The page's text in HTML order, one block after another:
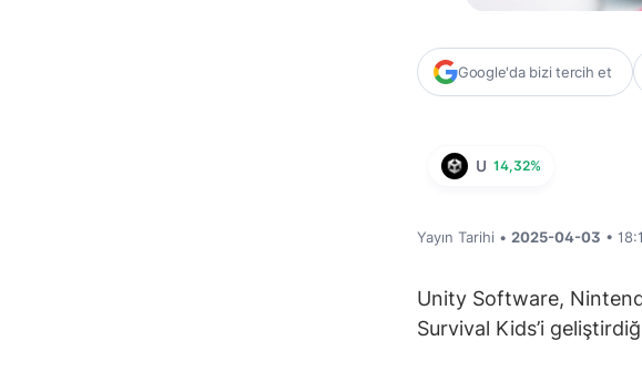
Google'da bizi tercih et
U 14,32%
Yayın Tarihi • 2025-04-03 •
Unity Software,
Survival Kids’i